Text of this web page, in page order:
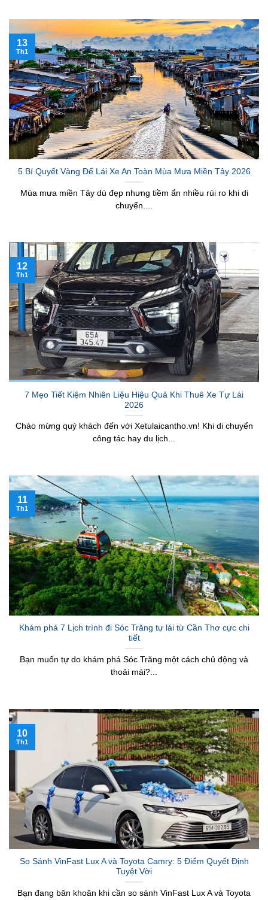
5 Bí Quyết Vàng Để Lái Xe An Toàn Mùa Mưa Miền Tây 2026
Mùa mưa miền Tây dù đẹp nhưng tiềm ẩn nhiều rủi ro khi di
chuyển....
13
Th1
7 Mẹo Tiết Kiệm Nhiên Liệu Hiệu Quả Khi Thuê Xe Tự Lái
2026
Chào mừng quý khách đến với Xetulaicantho.vn! Khi di chuyển
công tác hay du lịch...
12
Th1
Khám phá 7 Lịch trình đi Sóc Trăng tự lái từ Cần Thơ cực chi
tiết
Bạn muốn tự do khám phá Sóc Trăng một cách chủ động và
thoải mái?...
11
Th1
So Sánh VinFast Lux A và Toyota Camry: 5 Điểm Quyết Định
Tuyệt Vời
Bạn đang băn khoăn khi cần so sánh VinFast Lux A và Toyota
10
Th1